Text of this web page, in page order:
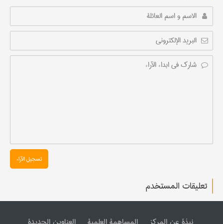
تسجیل الآراء
تعليقات المستخدم